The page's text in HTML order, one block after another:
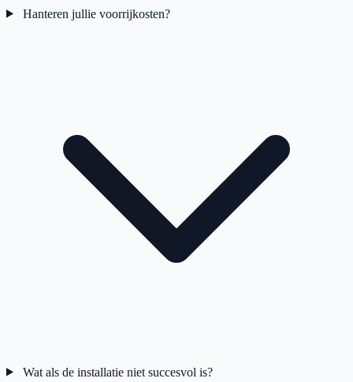
Hanteren jullie voorrijkosten?
Wat als de installatie niet succesvol is?